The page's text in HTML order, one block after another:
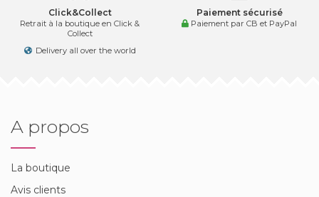
Click&Collect
Retrait à la boutique en Click &
Collect
Delivery all over the world
Paiement sécurisé
Paiement par CB et PayPal
A propos
La boutique
Avis clients